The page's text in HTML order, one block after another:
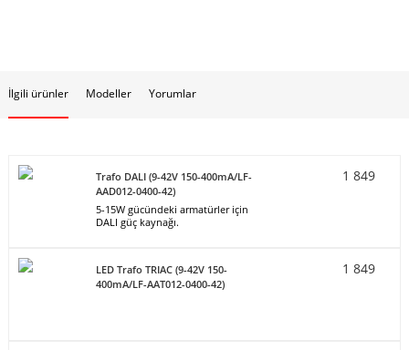
İlgili ürünler Modeller Yorumlar
Trafo DALI (9-42V 150-400mA/LF-
AAD012-0400-42)
5-15W gücündeki armatürler için
DALI güç kaynağı.
1 849
LED Trafo TRIAC (9-42V 150-
400mA/LF-AAT012-0400-42)
1 849